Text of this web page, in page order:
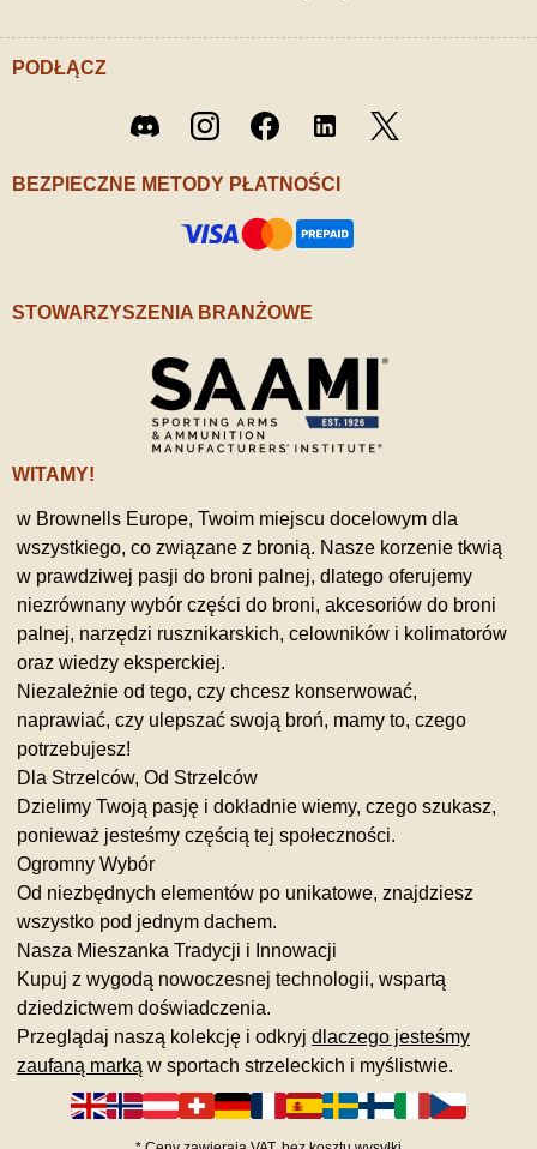
PODŁĄCZ
Discord Instagram Facebook LinkedIn
BEZPIECZNE METODY PŁATNOŚCI
STOWARZYSZENIA BRANŻOWE
WITAMY!
w Brownells Europe, Twoim miejscu docelowym dla
wszystkiego, co związane z bronią. Nasze korzenie tkwią
w prawdziwej pasji do broni palnej, dlatego oferujemy
niezrównany wybór części do broni, akcesoriów do broni
palnej, narzędzi rusznikarskich, celowników i kolimatorów
oraz wiedzy eksperckiej.
Niezależnie od tego, czy chcesz konserwować,
naprawiać, czy ulepszać swoją broń, mamy to, czego
potrzebujesz!
Dla Strzelców, Od Strzelców
Dzielimy Twoją pasję i dokładnie wiemy, czego szukasz,
ponieważ jesteśmy częścią tej społeczności.
Ogromny Wybór
Od niezbędnych elementów po unikatowe, znajdziesz
wszystko pod jednym dachem.
Nasza Mieszanka Tradycji i Innowacji
Kupuj z wygodą nowoczesnej technologii, wspartą
dziedzictwem doświadczenia.
Przeglądaj naszą kolekcję i odkryj dlaczego jesteśmy
zaufaną marką w sportach strzeleckich i myślistwie.